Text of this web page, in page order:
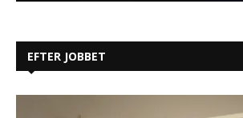
EFTER JOBBET